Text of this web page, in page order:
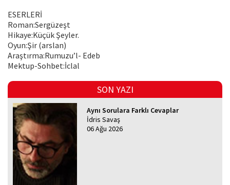
ESERLERİ
Roman:Sergüzeşt
Hikaye:Küçük Şeyler.
Oyun:Şir (arslan)
Araştırma:Rumuzu’l- Edeb
Mektup-Sohbet:İclal
SON YAZI
Aynı Sorulara Farklı Cevaplar
İdris Savaş
06 Ağu 2026